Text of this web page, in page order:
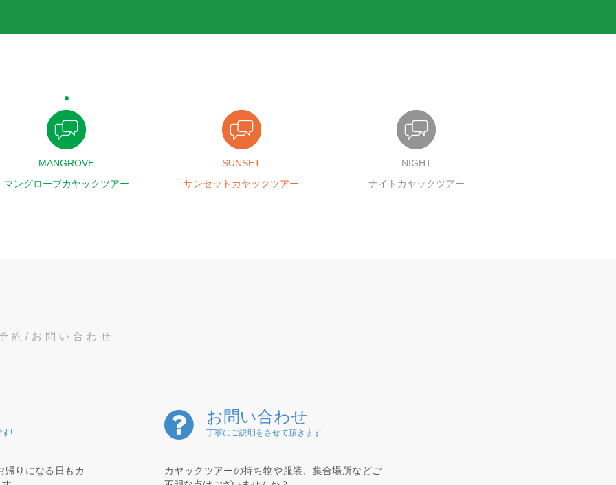
MANGROVE
マングローブカヤックツアー
SUNSET
サンセットカヤックツアー
NIGHT
ナイトカヤックツアー
約/お問い合わせ
す!
帰りになる日もカ
お問い合わせ
丁寧にご説明をさせて頂きます
カヤックツアーの持ち物や服装、集合場所などご